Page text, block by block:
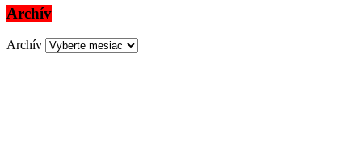
Archív
Archív